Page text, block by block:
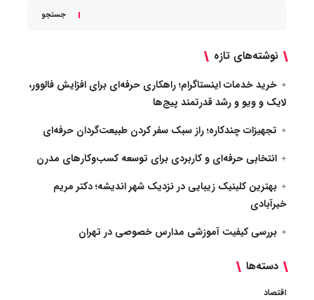
جستجو
نوشته‌های تازه
خرید خدمات اینستاگرام؛ راهکاری حرفه‌ای برای افزایش فالوور،
لایک و ویو و رشد قدرتمند پیج‌ها
تجهیزات چندکاره؛ راز سبک سفر کردن طبیعت‌گردان حرفه‌ای
انتخابی حرفه‌ای و کاربردی برای توسعه کسب‌وکارهای مدرن
بهترین کلینیک زیبایی در نزدیک شهر اندیشه؛ دکتر مریم
خیرآبادی
بررسی کیفیت آموزشی مدارس خصوصی در تهران
دسته‌ها
اقتصاد